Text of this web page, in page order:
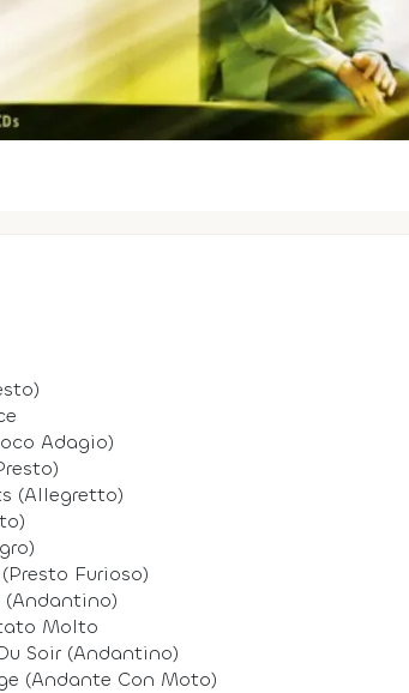
Adagio)
(Allegretto)
Furioso)
(Andantino)
Molto
Soir (Andantino)
(Andante Con Moto)